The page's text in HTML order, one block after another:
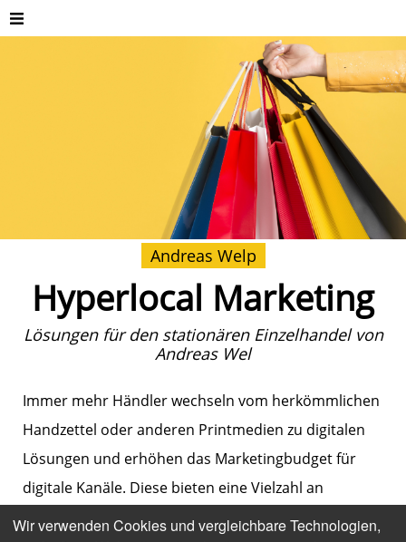
Andreas Welp
Hyperlocal Marketing
Lösungen für den stationären Einzelhandel von
Andreas Wel
Immer mehr Händler wechseln vom herkömmlichen
Handzettel oder anderen Printmedien zu digitalen
Lösungen und erhöhen das Marketingbudget für
digitale Kanäle. Diese bieten eine Vielzahl an
Möglichkeiten für das Handelsmarketing, jedoch
Wir verwenden Cookies und vergleichbare Technologien,